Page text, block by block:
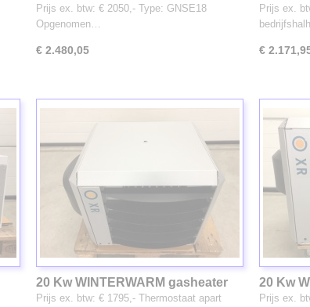
Prijs ex. btw: € 2050,- Type: GNSE18
Opgenomen…
€ 2.480,05
(3300)
Prijs ex.
€
20 Kw WINTERWARM gasheater
(3134)
Prijs ex. btw: € 1795,- Thermostaat apart
20 Kw
(3205)
Prijs ex.